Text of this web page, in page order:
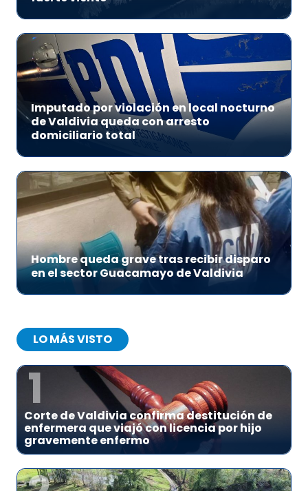
Imputado por violación en local nocturno
de Valdivia queda con arresto
domiciliario total
Hombre queda grave tras recibir disparo
en el sector Guacamayo de Valdivia
LO MÁS VISTO
1
Corte de Valdivia confirma destitución de
enfermera que viajó con licencia por hijo
gravemente enfermo